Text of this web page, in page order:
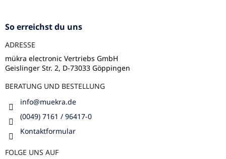
i
s
t
So erreichst du uns
ADRESSE
mükra electronic Vertriebs GmbH
Geislinger Str. 2, D-73033 Göppingen
BERATUNG UND BESTELLUNG
info@muekra.de
(0049) 7161 / 96417-0
Kontaktformular
FOLGE UNS AUF